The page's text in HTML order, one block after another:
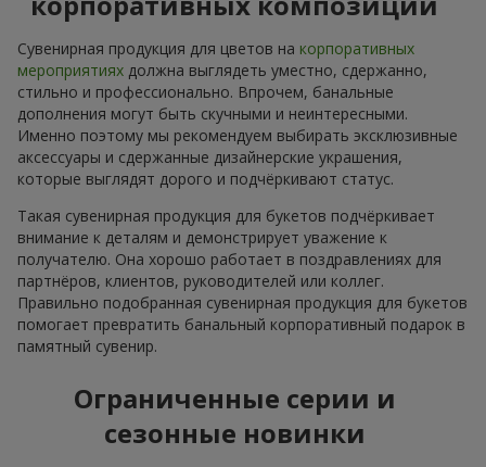
Сувенирная продукция для цветов на корпоративных
мероприятиях должна выглядеть уместно, сдержанно,
стильно и профессионально. Впрочем, банальные
дополнения могут быть скучными и неинтересными.
Именно поэтому мы рекомендуем выбирать эксклюзивные
аксессуары и сдержанные дизайнерские украшения,
которые выглядят дорого и подчёркивают статус.
Такая сувенирная продукция для букетов подчёркивает
внимание к деталям и демонстрирует уважение к
получателю. Она хорошо работает в поздравлениях для
партнёров, клиентов, руководителей или коллег.
Правильно подобранная сувенирная продукция для букетов
помогает превратить банальный корпоративный подарок в
памятный сувенир.
Ограниченные серии и
сезонные новинки